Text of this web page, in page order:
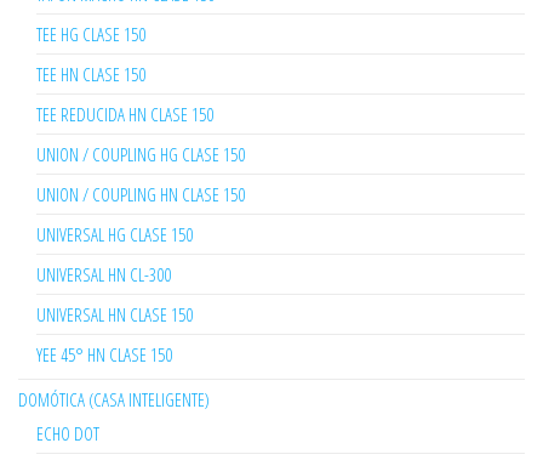
TEE HG CLASE 150
TEE HN CLASE 150
TEE REDUCIDA HN CLASE 150
UNION / COUPLING HG CLASE 150
UNION / COUPLING HN CLASE 150
UNIVERSAL HG CLASE 150
UNIVERSAL HN CL-300
UNIVERSAL HN CLASE 150
YEE 45° HN CLASE 150
DOMÓTICA (CASA INTELIGENTE)
ECHO DOT